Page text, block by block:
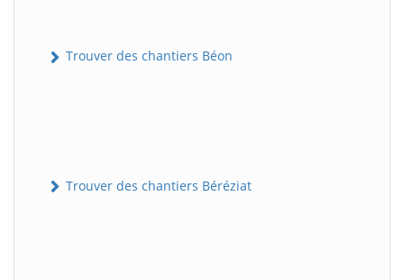
Trouver des chantiers Béon
Trouver des chantiers Béréziat